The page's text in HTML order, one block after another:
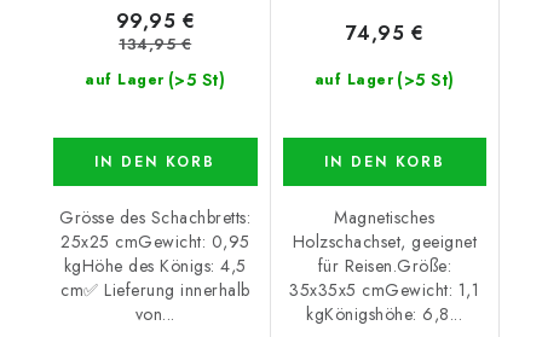
auf Lager (>5 St)
99,95 €
134,95 €
IN DEN KORB
Grösse des Schachbretts:
25x25 cmGewicht: 0,95
kgHöhe des Königs: 4,5
cm✅ Lieferung innerhalb
von...
auf Lager (>5 St)
74,95 €
IN DEN KORB
Magnetisches
Holzschachset, geeignet
für Reisen.Größe:
35x35x5 cmGewicht: 1,1
kgKönigshöhe: 6,8...